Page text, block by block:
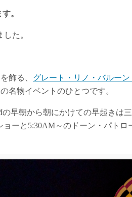
。
た。
飾る、 グレート・リノ・バルーン
名物イベントのひとつです。
早朝から朝にかけての早起きは
ーと5:30AM～のドーン・パト